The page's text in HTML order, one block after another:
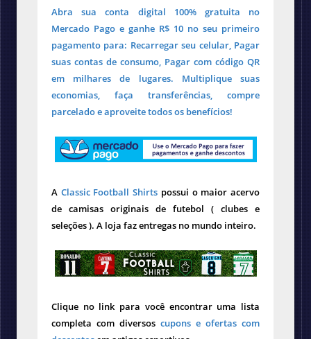
Abra sua conta digital 100% gratuita no
Mercado Pago e ganhe R$ 10 no seu primeiro
pagamento para: Recarregar seu celular, Pagar
suas contas de consumo, Pagar com código QR
em milhares de lugares. Multiplique suas
economias, faça transferências, compre
parcelado e aproveite todos os benefícios!
A Classic Football Shirts possui o maior acervo
de camisas originais de futebol ( clubes e
seleções ). A loja faz entregas no mundo inteiro.
Clique no link para você encontrar uma lista
completa com diversos cupons e ofertas com